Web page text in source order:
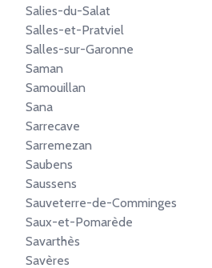
Salies-du-Salat
Salles-et-Pratviel
Salles-sur-Garonne
Saman
Samouillan
Sana
Sarrecave
Sarremezan
Saubens
Saussens
Sauveterre-de-Comminges
Saux-et-Pomarède
Savarthès
Savères